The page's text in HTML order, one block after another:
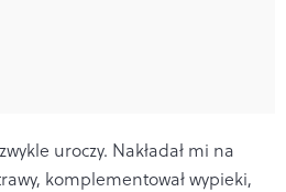
uroczy. Nakładał mi na
komplementował wypieki,